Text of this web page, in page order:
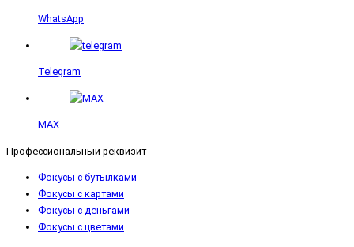
WhatsApp
Telegram
MAX
Профессиональный реквизит
Фокусы с бутылками
Фокусы с картами
Фокусы с деньгами
Фокусы с цветами